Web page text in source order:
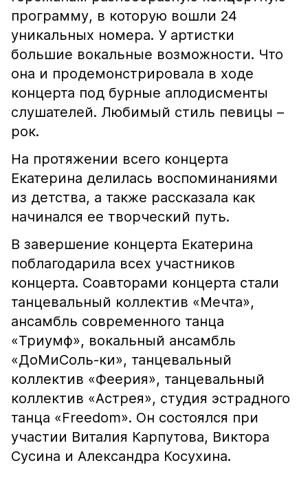
программу, в которую вошли 24
уникальных номера. У артистки
большие вокальные возможности. Что
она и продемонстрировала в ходе
концерта под бурные аплодисменты
слушателей. Любимый стиль певицы –
рок.
На протяжении всего концерта
Екатерина делилась воспоминаниями
из детства, а также рассказала как
начинался ее творческий путь.
В завершение концерта Екатерина
поблагодарила всех участников
концерта. Соавторами концерта стали
танцевальный коллектив «Мечта»,
ансамбль современного танца
«Триумф», вокальный ансамбль
«ДоМиСоль-ки», танцевальный
коллектив «Феерия», танцевальный
коллектив «Астрея», студия эстрадного
танца «Freedom». Он состоялся при
участии Виталия Карпутова, Виктора
Сусина и Александра Косухина.